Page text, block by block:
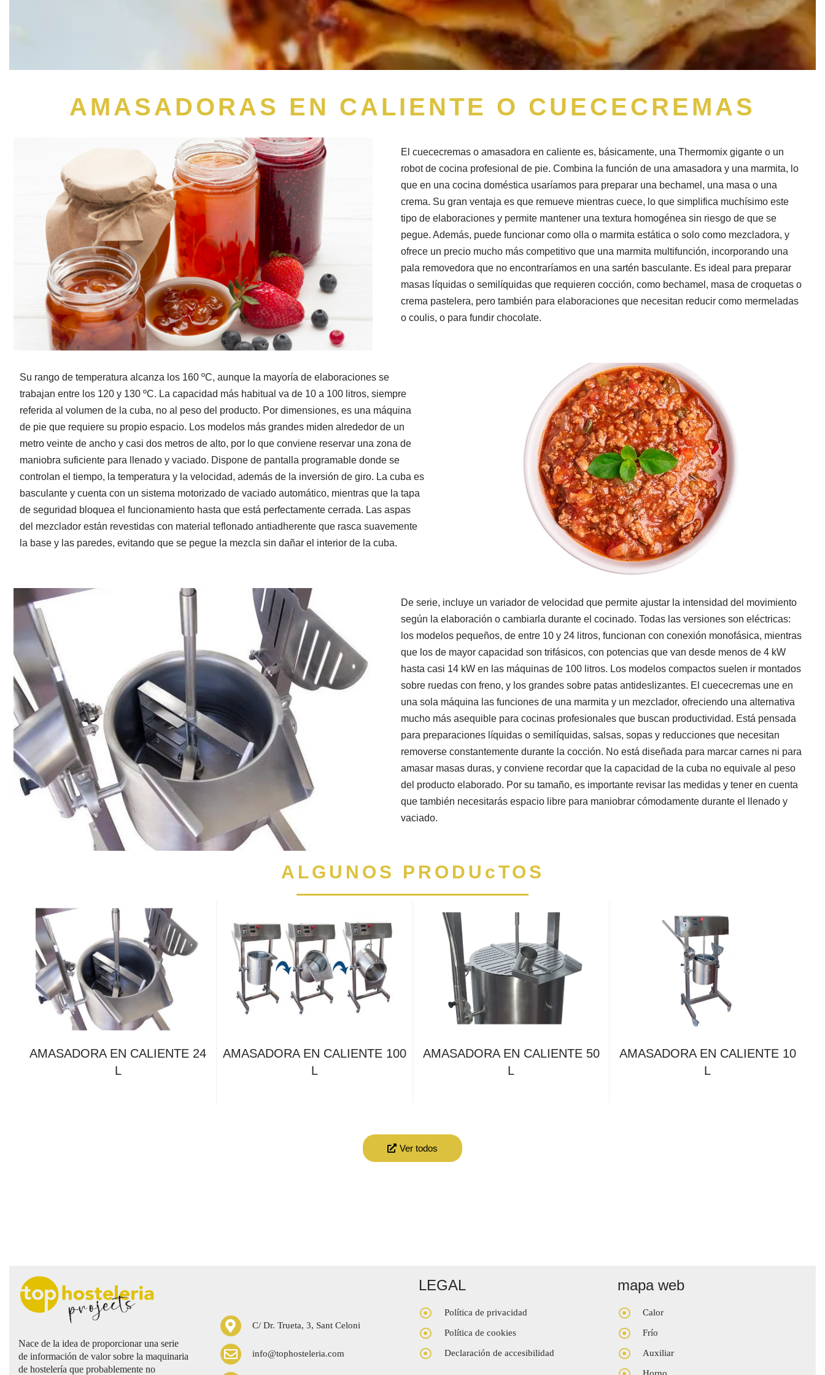
AMASADORAS EN CALIENTE O CUECECREMAS
El cuececremas o amasadora en caliente es, básicamente, una Thermomix gigante o un
robot de cocina profesional de pie. Combina la función de una amasadora y una marmita, lo
que en una cocina doméstica usaríamos para preparar una bechamel, una masa o una
crema. Su gran ventaja es que remueve mientras cuece, lo que simplifica muchísimo este
tipo de elaboraciones y permite mantener una textura homogénea sin riesgo de que se
pegue. Además, puede funcionar como olla o marmita estática o solo como mezcladora, y
ofrece un precio mucho más competitivo que una marmita multifunción, incorporando una
pala removedora que no encontraríamos en una sartén basculante. Es ideal para preparar
masas líquidas o semilíquidas que requieren cocción, como bechamel, masa de croquetas o
crema pastelera, pero también para elaboraciones que necesitan reducir como mermeladas
o coulis, o para fundir chocolate.
Su rango de temperatura alcanza los 160 ºC, aunque la mayoría de elaboraciones se
trabajan entre los 120 y 130 ºC. La capacidad más habitual va de 10 a 100 litros, siempre
referida al volumen de la cuba, no al peso del producto. Por dimensiones, es una máquina
de pie que requiere su propio espacio. Los modelos más grandes miden alrededor de un
metro veinte de ancho y casi dos metros de alto, por lo que conviene reservar una zona de
maniobra suficiente para llenado y vaciado. Dispone de pantalla programable donde se
controlan el tiempo, la temperatura y la velocidad, además de la inversión de giro. La cuba es
basculante y cuenta con un sistema motorizado de vaciado automático, mientras que la tapa
de seguridad bloquea el funcionamiento hasta que está perfectamente cerrada. Las aspas
del mezclador están revestidas con material teflonado antiadherente que rasca suavemente
la base y las paredes, evitando que se pegue la mezcla sin dañar el interior de la cuba.
De serie, incluye un variador de velocidad que permite ajustar la intensidad del movimiento
según la elaboración o cambiarla durante el cocinado. Todas las versiones son eléctricas:
los modelos pequeños, de entre 10 y 24 litros, funcionan con conexión monofásica, mientras
que los de mayor capacidad son trifásicos, con potencias que van desde menos de 4 kW
hasta casi 14 kW en las máquinas de 100 litros. Los modelos compactos suelen ir montados
sobre ruedas con freno, y los grandes sobre patas antideslizantes. El cuececremas une en
una sola máquina las funciones de una marmita y un mezclador, ofreciendo una alternativa
mucho más asequible para cocinas profesionales que buscan productividad. Está pensada
para preparaciones líquidas o semilíquidas, salsas, sopas y reducciones que necesitan
removerse constantemente durante la cocción. No está diseñada para marcar carnes ni para
amasar masas duras, y conviene recordar que la capacidad de la cuba no equivale al peso
del producto elaborado. Por su tamaño, es importante revisar las medidas y tener en cuenta
que también necesitarás espacio libre para maniobrar cómodamente durante el llenado y
vaciado.
ALGUNOS PRODUcTOS
AMASADORA EN CALIENTE 24
L
AMASADORA EN CALIENTE 100
L
AMASADORA EN CALIENTE 50
L
AMASADORA EN CALIENTE 10
L
Ver todos
Nace de la idea de proporcionar una serie
de información de valor sobre la maquinaria
de hostelería que probablemente no
C/ Dr. Trueta, 3, Sant Celoni
info@tophosteleria.com
LEGAL
Política de privacidad
Política de cookies
Declaración de accesibilidad
mapa web
Calor
Frío
Auxiliar
Horno